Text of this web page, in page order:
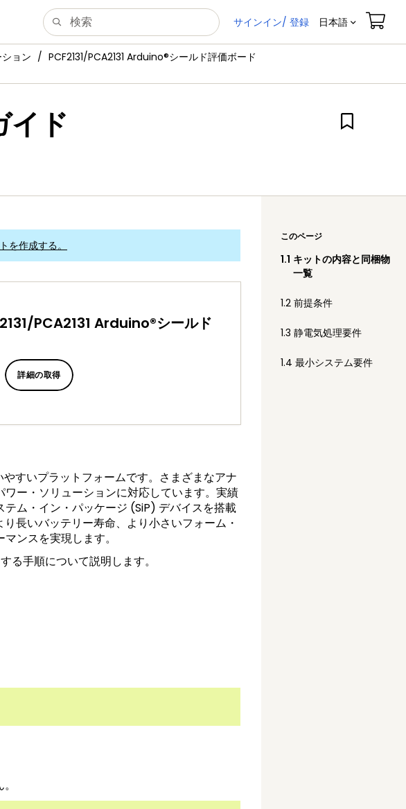
サインイン/ 登録 日本語
ョン
PCF2131/PCA2131 Arduino®シールド評価ボード
イド
を作成する。
PCA2131 Arduino®シールド
詳細の取得
すいプラットフォームです。さまざまなアナ
ー・ソリューションに対応しています。実績
ム・イン・パッケージ (SiP) デバイスを搭載
長いバッテリー寿命、より小さいフォーム・
ンスを実現します。
る手順について説明します。
このページ
1.1 キットの内容と同梱物
一覧
1.2 前提条件
1.3 静電気処理要件
1.4 最小システム要件